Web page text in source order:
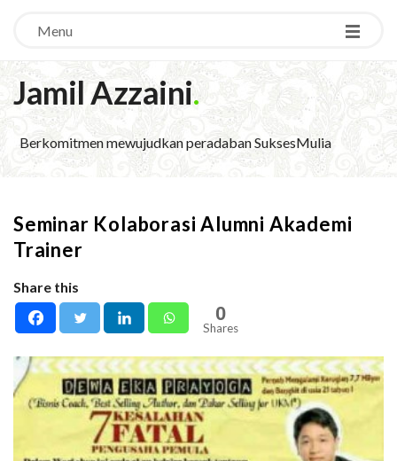
Menu
Jamil Azzaini.
Berkomitmen mewujudkan peradaban SuksesMulia
Seminar Kolaborasi Alumni Akademi
Trainer
Share this
0
Shares